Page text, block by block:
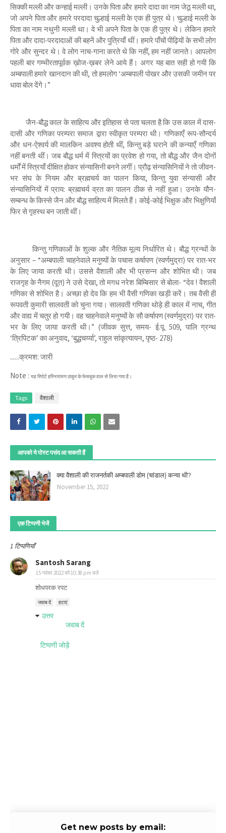
सिक्की मल्ली और कन्हाई मल्ली। उनके पिता और हमारे दादा का नाम जेठू मल्ली था,
जो अपने पिता और हमारे परदादा चुल्हाई मल्ली के एक ही पुत्र थे। चुल्हाई मल्ली के
पिता का नाम नथुनी मल्ली था। वे भी अपने पिता के एक ही पुत्र थे। लेकिन हमारे
पिता और दादा-परदादाओं की बहनें और पुत्रियाँ थीं। हमारे पाँचों पीढ़ियों के सभी लोग
गोरे और सुन्दर थे। वे लोग नाच-गाना करते थे कि नहीं, हम नहीं जानते। आपलोग
पहली बार गम्भीरतापूर्वक ख़ोज-ख़बर लेने आये हैं। अगर यह बात सही हो गयी कि
अम्बपाली हमारे खानदान की थी, तो हमलोग ‘अम्बपाली पोखर और उसकी जमीन पर
धावा बोल देंगे।”
जैन-बौद्ध काल के साहित्य और इतिहास से पता चलता है कि उस काल में दास-
दासी और गणिका परम्परा समाज द्वारा स्वीकृत परम्परा थी। गणिकाएँ रूप-सौन्दर्य
और धन-ऐश्वर्य की मालकिन अवश्य होती थीं, किन्तु बड़े घराने की कन्याएँ गणिका
नहीं बनती थीं। जब बौद्ध धर्म में स्त्रियों का प्रवेश हो गया, तो बौद्ध और जैन दोनों
धर्मों में स्त्रियाँ दीक्षित होकर संन्यासिनी बनने लगीं। प्रौढ़ संन्यासिनियों ने तो जीवन-
भर संघ के नियम और ब्रह्मचर्य का पालन किया, किन्तु युवा संन्यासी और
संन्यासिनियों में प्राय: ब्रह्मचर्य व्रत का पालन ठीक से नहीं हुआ। उनके यौन-
सम्बन्ध के किस्से जैन और बौद्ध साहित्य में मिलते हैं। कोई-कोई भिक्षुक और भिक्षुणियाँ
फिर से गृहस्थ बन जाती थीं।
किन्तु गणिकाओं के शुल्क और नैतिक मूल्य निर्धारित थे। बौद्ध ग्रन्थों के
अनुसार – “अम्बपाली चाहनेवाले मनुष्यों के पचास कर्षापण (स्वर्णमुद्रा) पर रात-भर
के लिए जाया करती थी। उससे वैशाली और भी प्रसन्न और शोभित थी। जब
राजगृह के नैगम (दूत) ने उसे देखा, तो मगध नरेश बिम्बिसार से बोला- “देव ! वैशाली
गणिका से शोभित है। अच्छा हो देव कि हम भी वैसी गणिका खड़ी करें। तब वैसी ही
रूपवती कुमारी सालवती को चुना गया। सालवती गणिका थोड़े ही काल में नाच, गीत
और वाद्य में चतुर हो गयी। वह चाहनेवाले मनुष्यों के सौ कर्षापण (स्वर्णमुद्रा) पर रात-
भर के लिए जाया करती थी।” (जीवक सुत्त, समय- ई.पू. 509, पालि ग्रन्थ
‘त्रिपिटक’ का अनुवाद, ‘बुद्धचर्य्या’, राहुल सांकृत्यायन, पृष्ठ- 278)
......क्रमश: जारी
Note : यह रिपोर्ट हरिनारायण ठाकुर के फेसबुक वाल से लिया गया है।
Tags वैशाली
आपको ये पोस्ट पसंद आ सकती हैं
क्या वैशाली की राजनर्तकी अम्बपाली डोम (चांडाल) कन्या थी?
November 15, 2022
एक टिप्पणी भेजें
1 टिप्पणियाँ
Santosh Sarang
15 नवंबर 2022 को 10:38 pm बजे
शोधपरक रपट
जवाब दें हटाएं
उत्तर
जवाब दें
टिप्पणी जोड़ें
Get new posts by email: